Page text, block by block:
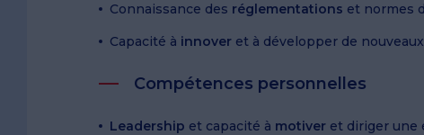
Connaissance des réglementations et normes
Capacité à innover et à développer de
Compétences personnelles
Leadership et capacité à motiver et diriger une